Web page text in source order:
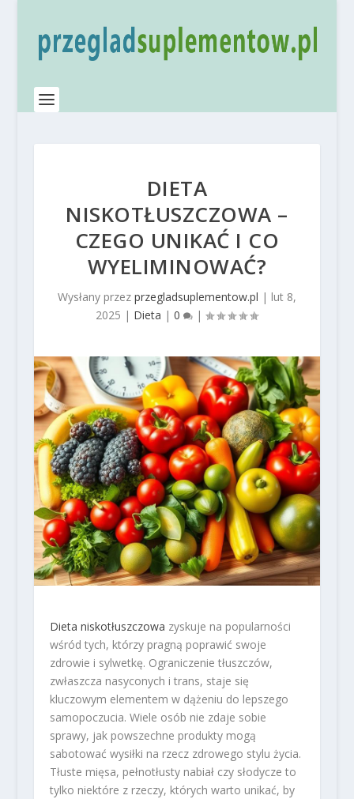
DIETA
NISKOTŁUSZCZOWA –
CZEGO UNIKAĆ I CO
WYELIMINOWAĆ?
Wysłany przez przegladsuplementow.pl | lut 8,
2025 | Dieta |0 |
Dieta niskotłuszczowa zyskuje na popularności
wśród tych, którzy pragną poprawić swoje
zdrowie i sylwetkę. Ograniczenie tłuszczów,
zwłaszcza nasyconych i trans, staje się
kluczowym elementem w dążeniu do lepszego
samopoczucia. Wiele osób nie zdaje sobie
sprawy, jak powszechne produkty mogą
sabotować wysiłki na rzecz zdrowego stylu życia.
Tłuste mięsa, pełnotłusty nabiał czy słodycze to
tylko niektóre z rzeczy, których warto unikać, by